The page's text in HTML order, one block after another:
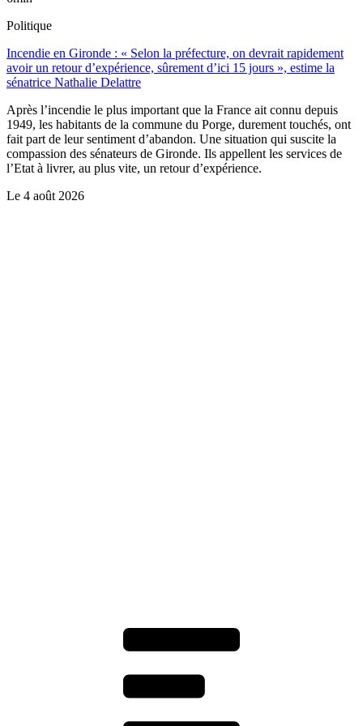
Politique
Incendie en Gironde : « Selon la préfecture, on devrait rapidement
avoir un retour d’expérience, sûrement d’ici 15 jours », estime la
sénatrice Nathalie Delattre
Après l’incendie le plus important que la France ait connu depuis
1949, les habitants de la commune du Porge, durement touchés, ont
fait part de leur sentiment d’abandon. Une situation qui suscite la
compassion des sénateurs de Gironde. Ils appellent les services de
l’Etat à livrer, au plus vite, un retour d’expérience.
Le 4 août 2026